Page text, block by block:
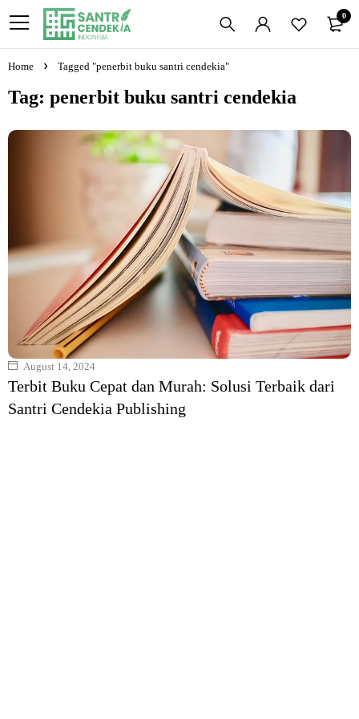
0
Home Tagged "penerbit buku santri cendekia"
Tag: penerbit buku santri cendekia
August 14, 2024
Terbit Buku Cepat dan Murah: Solusi Terbaik dari
Santri Cendekia Publishing